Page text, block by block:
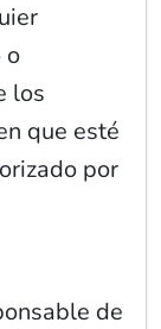
o
los
que esté
por
de